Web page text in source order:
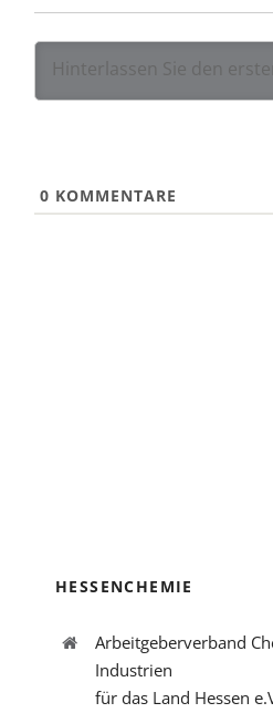
0 KOMMENTARE
HESSENCHEMIE
Arbeitgeberverband
Industrien
für das Land Hessen